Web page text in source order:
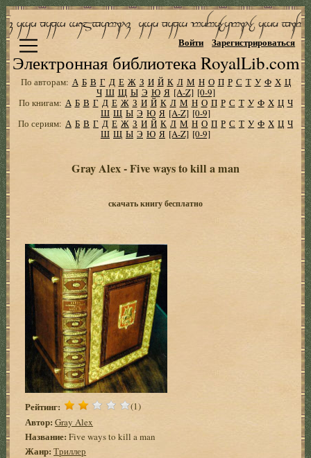
Электронная библиотека RoyalLib.com
Войти Зарегистрироваться
По авторам: А Б В Г Д Е Ж З И Й К Л М Н О П Р С Т У Ф Х Ц
Ч Ш Щ Ы Э Ю Я [A-Z] [0-9]
По книгам: А Б В Г Д Е Ж З И Й К Л М Н О П Р С Т У Ф Х Ц Ч
Ш Щ Ы Э Ю Я [A-Z] [0-9]
По сериям: А Б В Г Д Е Ж З И Й К Л М Н О П Р С Т У Ф Х Ц Ч
Ш Щ Ы Э Ю Я [A-Z] [0-9]
Gray Alex - Five ways to kill a man
скачать книгу бесплатно
Рейтинг: (1)
Автор: Gray Alex
Название: Five ways to kill a man
Жанр: Триллер